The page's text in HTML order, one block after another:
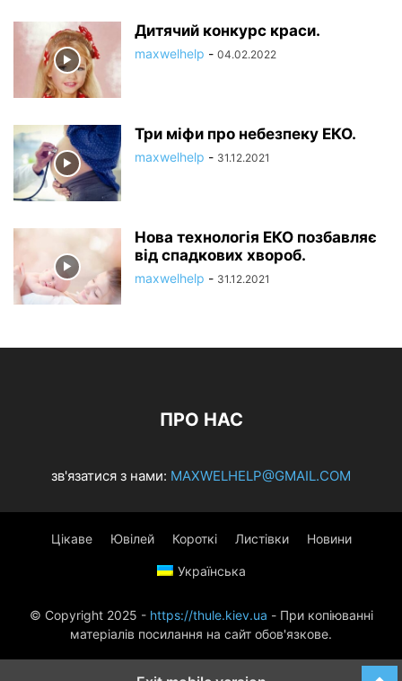
Дитячий конкурс краси.
maxwelhelp - 04.02.2022
Три міфи про небезпеку ЕКО.
maxwelhelp - 31.12.2021
Нова технологія ЕКО позбавляє
від спадкових хвороб.
maxwelhelp - 31.12.2021
ПРО НАС
зв'язатися з нами: MAXWELHELP@GMAIL.COM
Цікаве Ювілей Короткі Листівки Новини
Українська
© Copyright 2025 - https://thule.kiev.ua - При копіюванні
матеріалів посилання на сайт обов'язкове.